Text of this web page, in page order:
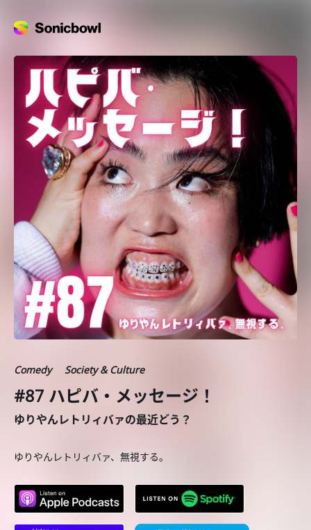
Comedy Society & Culture
#87 ハピバ・メッセージ！
ゆりやんレトリィバァの最近どう？
ゆりやんレトリィバァ、無視する。